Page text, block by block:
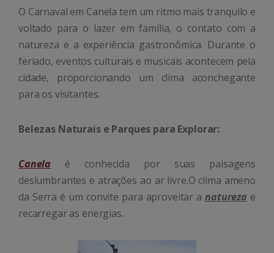
O Carnaval em Canela tem um ritmo mais tranquilo e
voltado para o lazer em família, o contato com a
natureza e a experiência gastronômica. Durante o
feriado, eventos culturais e musicais acontecem pela
cidade, proporcionando um clima aconchegante
para os visitantes.
Belezas Naturais e Parques para Explorar:
Canela é conhecida por suas paisagens
deslumbrantes e atrações ao ar livre.O clima ameno
da Serra é um convite para aproveitar anatureza e
recarregar as energias.